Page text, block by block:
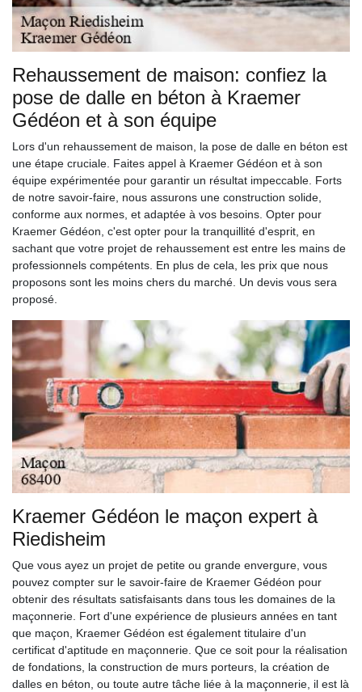
Rehaussement de maison: confiez la
pose de dalle en béton à Kraemer
Gédéon et à son équipe
Lors d'un rehaussement de maison, la pose de dalle en béton est
une étape cruciale. Faites appel à Kraemer Gédéon et à son
équipe expérimentée pour garantir un résultat impeccable. Forts
de notre savoir-faire, nous assurons une construction solide,
conforme aux normes, et adaptée à vos besoins. Opter pour
Kraemer Gédéon, c'est opter pour la tranquillité d'esprit, en
sachant que votre projet de rehaussement est entre les mains de
professionnels compétents. En plus de cela, les prix que nous
proposons sont les moins chers du marché. Un devis vous sera
proposé.
Kraemer Gédéon le maçon expert à
Riedisheim
Que vous ayez un projet de petite ou grande envergure, vous
pouvez compter sur le savoir-faire de Kraemer Gédéon pour
obtenir des résultats satisfaisants dans tous les domaines de la
maçonnerie. Fort d'une expérience de plusieurs années en tant
que maçon, Kraemer Gédéon est également titulaire d'un
certificat d'aptitude en maçonnerie. Que ce soit pour la réalisation
de fondations, la construction de murs porteurs, la création de
dalles en béton, ou toute autre tâche liée à la maçonnerie, il est là